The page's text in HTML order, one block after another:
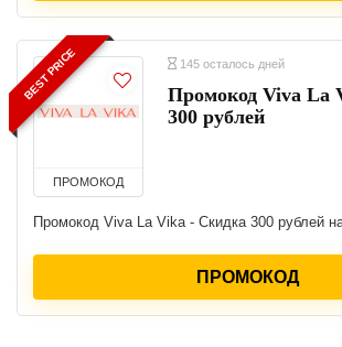
BEST PRICE
ПРОМОКОД
145 осталось дней
Промокод Viva La
300 рублей
Промокод Viva La Vika - Скидка 300 рублей
ПРОМОКОД